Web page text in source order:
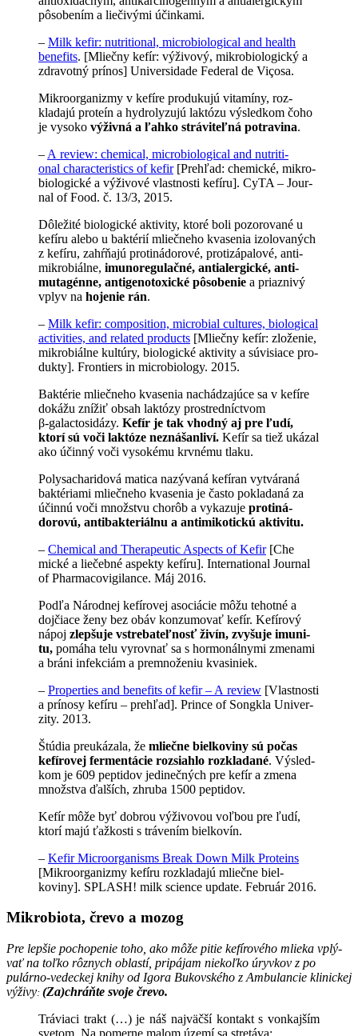
pôso­bením a⁠ liečiv­ými účinkami.
– Milk kefir: nutri­tion­al, micro­bi­o­log­i­cal and health
benef­its. [Mliečny kefír: výživový, mikro­bi­o­log­ický a⁠
zdravot­ný prínos] Uni­ver­si­dade Fed­er­al de Viçosa.
Mikroor­ga­nizmy v⁠ kefíre pro­duku­jú vita­míny, roz­
kladajú pro­teín a⁠ hydrolyzu­jú lak­tózu výsled­kom čoho
je vysoko výživná a⁠ ľahko stráviteľná potrav­ina.
– A review: chem­i­cal, micro­bi­o­log­i­cal and nutriti­
onal character­is­tics of kefir [Pre­hľad: chemické, mikro­
bi­o­log­ické a⁠ vý­ži­vové vlast­nos­ti kefíru]. CyTA – Jour­
nal of Food. č. 13/3, 2015.
Dôležité bio­log­ické aktiv­i­ty, ktoré boli pozorované u⁠
ke­fíru ale­bo u bak­térií mliečne­ho kvase­nia izo­lo­va­ných
z⁠ kefí­ru, zahŕňa­jú prot­iná­dorové, pro­tizá­palové, anti­
mikr­obiálne, imu­no­regu­lač­né, antia­ler­gické, anti­
muta­gén­ne, antige­notoxi­cké pôsobe­nie a⁠ pri­aznivý
vplyv na hoje­nie⁠ rán.
– Milk kefir: com­po­si­tion, micro­bial cul­tures, biological
ac­tivities, and relat­ed prod­ucts [Mliečny kefír: zlože­nie,
mi­kro­biál­ne kultúry, biolo­gické aktiv­i­ty a⁠ súvisi­ace pro­
dukty]. Fron­tiers in microbiol­ogy. 2015.
Bak­térie mliečne­ho kvase­nia nachádza­júce sa v kefí­re
dokážu znížiť obsah lak­tózy prostred­níctvom
β‑galactosi­dázy. Kefír je tak vhod­ný aj pre ľudí,
ktorí sú voči laktó­ze ne­znášanliví. Kefír sa tiež ukázal
ako účin­ný voči vyso­kému krvné­mu tlaku.
Poly­sachari­dová mat­i­ca nazý­vaná kefíran vytváraná
bak­téri­a­mi mliečne­ho kvase­nia je čas­to pok­ladaná za
účin­nú voči množstvu chorôb a vykazu­je prot­iná­
dorovú, anti­bak­teriálnu a⁠ antimikotickú aktivitu.
– Chem­i­cal and Ther­a­peu­tic Aspects of Kefir [Che
mické a⁠ liečeb­né aspek­ty kefíru]. Internatio­nal Jour­nal
of Pharma­covigilance. Máj 2016.
Podľa Národ­nej kefírovej aso­ciá­cie môžu tehot­né a⁠
dojči­ace ženy bez obáv konzu­movať kefír. Kefírový
nápoj zlepšu­je vstre­bateľnosť živín, zvyšu­je imu­ni­
tu, po­máha telu vyrov­nať sa s⁠ hor­monál­ny­mi zme­na­mi
a⁠ bráni infek­ciám a⁠ prem­nože­niu kvasiniek.
– Prop­er­ties and ben­e­fits of kefir – A review [Vlast­nosti
a⁠ prínosy kefíru – pre­hľad]. Prince of Songk­la Univer­
zity. 2013.
Štú­dia preukáza­la, že mliečne bielkoviny sú po­čas
kefírovej fer­men­tá­cie rozsi­ahlo rozk­ladané. Vý­sled­
kom je 609 pep­ti­dov jedinečných pre kefír a zme­na
množ­stva ďalších, zhru­ba 1500 peptidov.
Kefír môže byť dobrou výživovou voľbou pre ľudí,
kto­rí majú ťažkosti s trávením bielkovín.
– Kefir Microor­gan­isms Break Down Milk Pro­teins
[Mikroor­ga­nizmy kefíru rozk­lada­jú mliečne biel­
koviny]. SPLASH! milk sci­ence update. Február 2016.
Mikrobiota, črevo a mozog
Pre lep­šie pochope­nie toho, ako môže pitie kefírového mlieka vplý­
vať na toľko rôznych oblastí, pripá­jam niekoľko úryvkov z po
pulárno-vedeckej kni­hy od Igo­ra Bukovského z Ambu­lan­cie klin­ick­ej
výživy: (Za)­chráňte svo­je črevo.
Tráviaci trakt (…) je náš najväčší kon­takt s von­kaj­ším
sve­tom. Na pomerne mal­om území sa stretáva: